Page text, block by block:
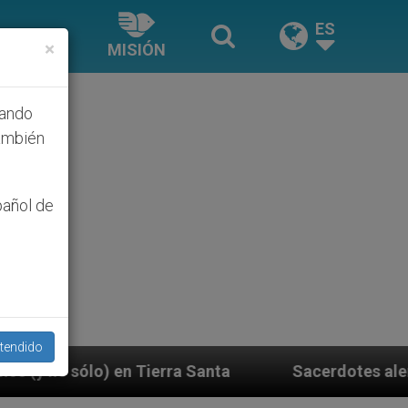
MISIÓN
ES
Santa Sacerdotes alemanes fieles al Papa
×
de